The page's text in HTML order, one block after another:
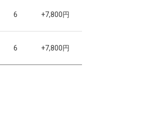
6 +7,800円
6 +7,800円